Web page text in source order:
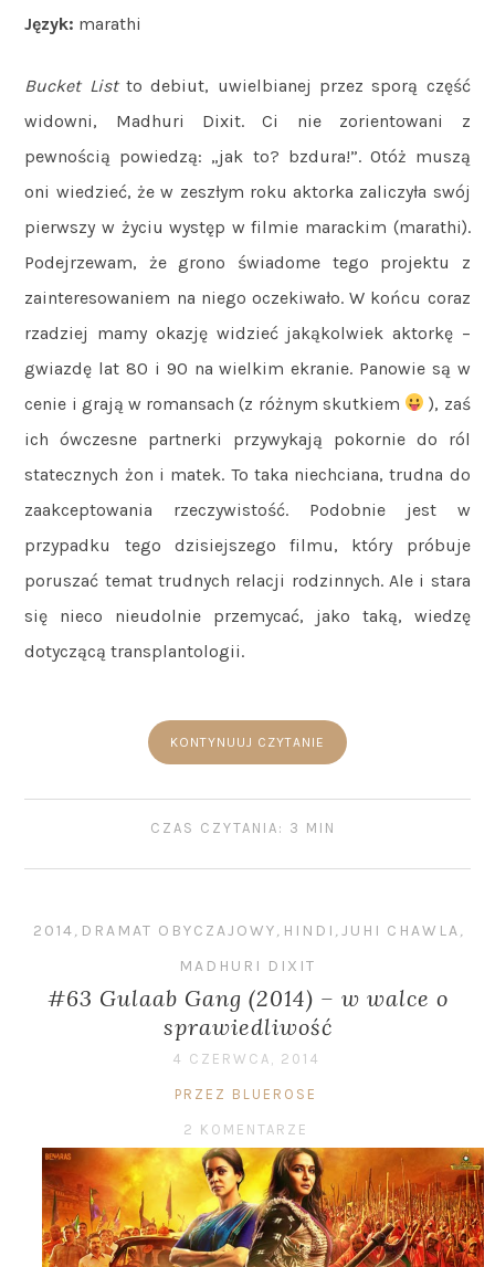
Język: marathi
Bucket Listto debiut, uwielbianej przez sporą część
widowni, Madhuri Dixit. Ci nie zorientowani z
pewnością powiedzą: „jak to? bzdura!”. Otóż muszą
oni wiedzieć, że w zeszłym roku aktorka zaliczyła swój
pierwszy w życiu występ w filmie marackim (marathi).
Podejrzewam, że grono świadome tego projektu z
zainteresowaniem na niego oczekiwało. W końcu coraz
rzadziej mamy okazję widzieć jakąkolwiek aktorkę –
gwiazdę lat 80 i 90 na wielkim ekranie. Panowie są w
cenie i grają w romansach (z różnym skutkiem
), zaś
ich ówczesne partnerki przywykają pokornie do ról
statecznych żon i matek. To taka niechciana, trudna do
zaakceptowania rzeczywistość. Podobnie jest w
przypadku tego dzisiejszego filmu, który próbuje
poruszać temat trudnych relacji rodzinnych. Ale i stara
się nieco nieudolnie przemycać, jako taką, wiedzę
dotyczącą transplantologii.
KONTYNUUJ CZYTANIE
CZAS CZYTANIA: 3 MIN
2014, DRAMAT OBYCZAJOWY, HINDI ,JUHI CHAWLA,
MADHURI DIXIT
#63 Gulaab Gang (2014) – w walce o
sprawiedliwość
4 CZERWCA, 2014
PRZEZ BLUEROSE
2 KOMENTARZE